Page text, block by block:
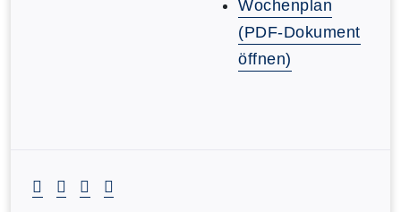
Wochenplan
(PDF-Dokument
öffnen)